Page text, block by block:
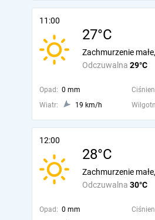
11:00
27°C
Odczuwalna 29°C
Zachmurzenie
Opad: 0 mm
Wiatr:
19 km/h
12:00
28°C
Odczuwalna 30°C
Zachmurzenie
Opad: 0 mm